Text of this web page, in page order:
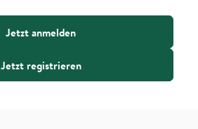
Jetzt anmelden
Jetzt registrieren